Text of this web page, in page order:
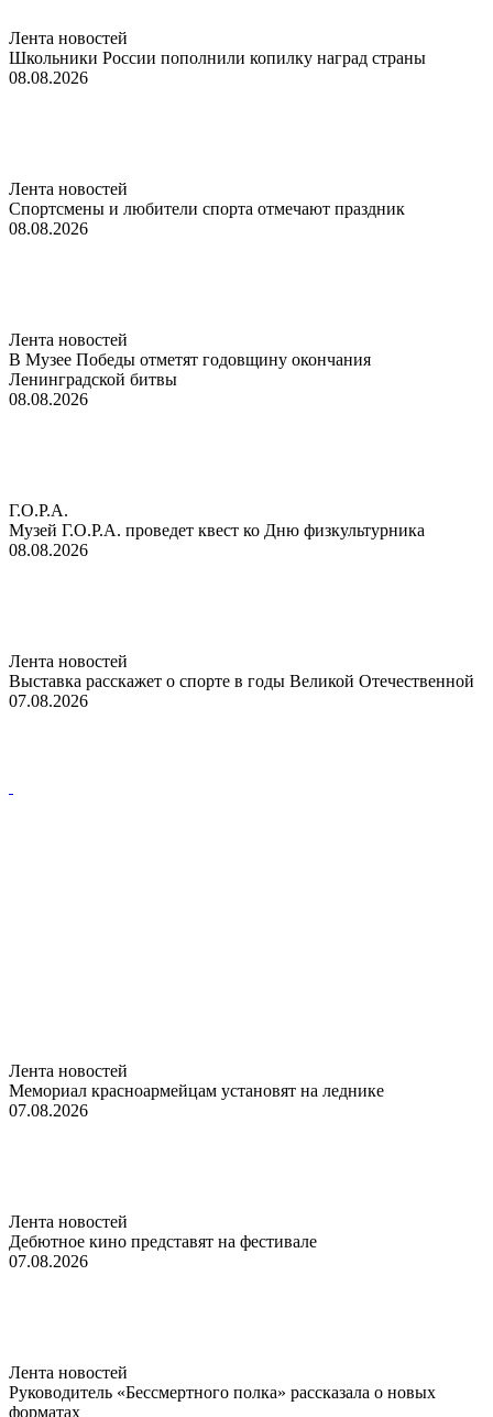
Лента новостей
Школьники России пополнили копилку наград страны
08.08.2026
Лента новостей
Спортсмены и любители спорта отмечают праздник
08.08.2026
Лента новостей
В Музее Победы отметят годовщину окончания
Ленинградской битвы
08.08.2026
Г.О.Р.А.
Музей Г.О.Р.А. проведет квест ко Дню физкультурника
08.08.2026
Лента новостей
Выставка расскажет о спорте в годы Великой Отечественной
07.08.2026
Лента новостей
Мемориал красноармейцам установят на леднике
07.08.2026
Лента новостей
Дебютное кино представят на фестивале
07.08.2026
Лента новостей
Руководитель «Бессмертного полка» рассказала о новых
форматах